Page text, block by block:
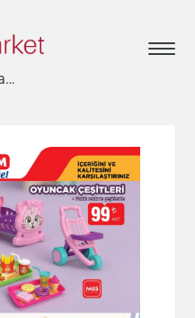
Bahçe Bakliyat
Bebek
Cep Telefonu
Dondurulmuş Ürünler
Evcil Hayvan
Hazır Yemekler
Kitap & Dergi